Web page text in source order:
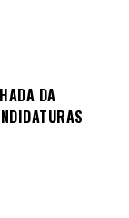
DA